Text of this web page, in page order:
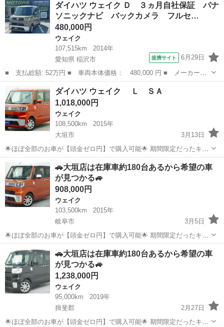
ＳＡＩＩ ＥＳＣ 電動格納式ドアミラー スマートキー・プッシュ
スタート Ｌ...
ダイハツ ウェイク Ｄ ３ヵ月自社保証 パナ
ソニックナビ バックカメラ フルセ…
480,000円
ウェイク
107,515km
2014年
愛知県 稲沢市
提携サイト 6月29日
■ 支払総額: 52万円 ■ 車両本体価格： 480,000 円 ■ メーカー
名： ダイハツ ■ 車種名： ウェイク ■ グレード名： Ｄ ３ヵ
月自社保証 パナソニックナビ バックカメラ フルセグ ドアレ
コ 両側スライド ...
愛知 ウェイク
ダイハツ ウェイク Ｌ ＳＡ
1,018,000円
ウェイク
108,500km
2015年
大垣市
3月13日
🌟ほぼ全部のお車が【頭金ゼロ円】で購入可能🌟 期間限定だったキャ
ンペーンが好評につき延長中👏🏻 ※3月31日までの期間限定✨全ての
お客様対象! 「自社ローンプラン」頭金0円キャンペーンを開催中です!
当社の自社ロ...
岐阜 大垣市 ウェイク ローン
🚗大垣店は在庫車約180台あるから希望の車
が見つかる🚙
908,000円
ウェイク
103,500km
2015年
岐阜市
3月5日
🌟ほぼ全部のお車が【頭金ゼロ円】で購入可能🌟 期間限定だったキャ
ンペーンが好評につき延長中👏🏻 ※3月31日までの期間限定✨全ての
お客様対象! 「自社ローンプラン」頭金0円キャンペーンを開催中です!
当社の自社ロ...
岐阜 岐阜市 ウェイク ローン
🚗大垣店は在庫車約180台あるから希望の車
が見つかる🚙
1,238,000円
ウェイク
95,000km
2019年
揖斐郡
2月27日
🌟ほぼ全部のお車が【頭金ゼロ円】で購入可能🌟 期間限定だったキャ